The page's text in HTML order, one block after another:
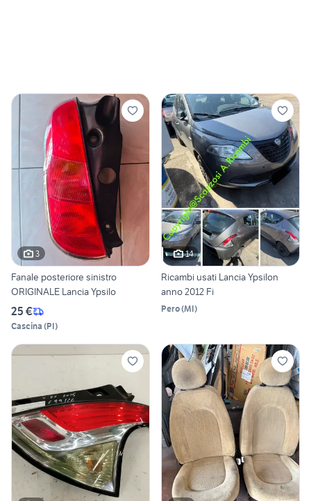
3
Fanale posteriore sinistro
ORIGINALE Lancia Ypsilo
25 €
Cascina (PI)
14
Ricambi usati Lancia Ypsilon
anno 2012 Fi
Pero(MI)